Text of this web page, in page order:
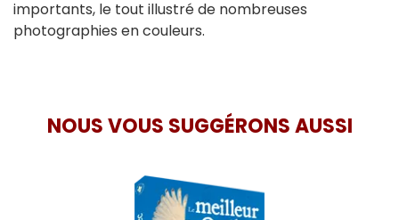
importants, le tout illustré de nombreuses
photographies en couleurs.
NOUS VOUS SUGGÉRONS AUSSI